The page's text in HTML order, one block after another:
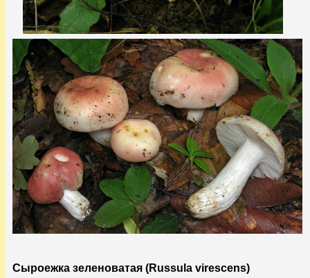
Сыроежка зеленоватая (Russula virescens)